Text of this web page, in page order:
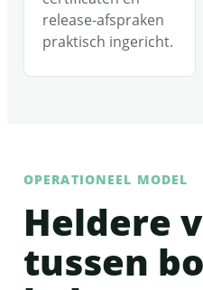
release-afspraken
praktisch ingericht.
OPERATIONEEL MODEL
Heldere
tussen